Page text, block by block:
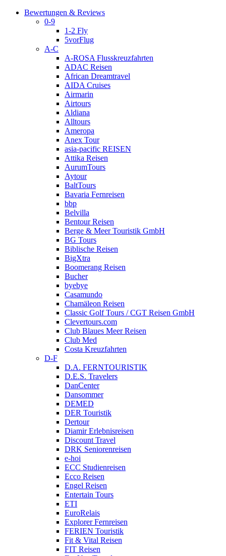
Bewertungen & Reviews
0-9
1-2 Fly
5vorFlug
A-C
A-ROSA Flusskreuzfahrten
ADAC Reisen
African Dreamtravel
AIDA Cruises
Airmarin
Airtours
Aldiana
Alltours
Ameropa
Anex Tour
asia-pacific REISEN
Attika Reisen
AurumTours
Aytour
BaltTours
Bavaria Fernreisen
bbp
Belvilla
Bentour Reisen
Berge & Meer Touristik GmbH
BG Tours
Biblische Reisen
BigXtra
Boomerang Reisen
Bucher
byebye
Casamundo
Chamäleon Reisen
Classic Golf Tours / CGT Reisen GmbH
Clevertours.com
Club Blaues Meer Reisen
Club Med
Costa Kreuzfahrten
D-F
D.A. FERNTOURISTIK
D.E.S. Travelers
DanCenter
Dansommer
DEMED
DER Touristik
Dertour
Diamir Erlebnisreisen
Discount Travel
DRK Seniorenreisen
e-hoi
ECC Studienreisen
Ecco Reisen
Engel Reisen
Entertain Tours
ETI
EuroRelais
Explorer Fernreisen
FERIEN Touristik
Fit & Vital Reisen
FIT Reisen